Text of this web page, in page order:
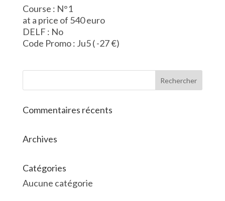
Course : N°1
at a price of 540 euro
DELF : No
Code Promo : Ju5 ( -27 €)
Commentaires récents
Archives
Catégories
Aucune catégorie